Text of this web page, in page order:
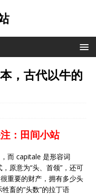
，古代以牛的
：田间小站
而 capitale 是形容词
原意为“头、首领”，还可
重要的财产，拥有多少头
畜的“头数”的拉丁语